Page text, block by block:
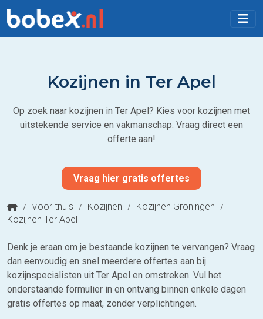
Kozijnen in Ter Apel
Op zoek naar kozijnen in Ter Apel? Kies voor kozijnen met
uitstekende service en vakmanschap. Vraag direct een
offerte aan!
Vraag hier gratis offertes
/ Voor thuis / Kozijnen / Kozijnen Groningen /
Kozijnen Ter Apel
Denk je eraan om je bestaande kozijnen te vervangen? Vraag
dan eenvoudig en snel meerdere offertes aan bij
kozijnspecialisten uit Ter Apel en omstreken. Vul het
onderstaande formulier in en ontvang binnen enkele dagen
gratis offertes op maat, zonder verplichtingen.